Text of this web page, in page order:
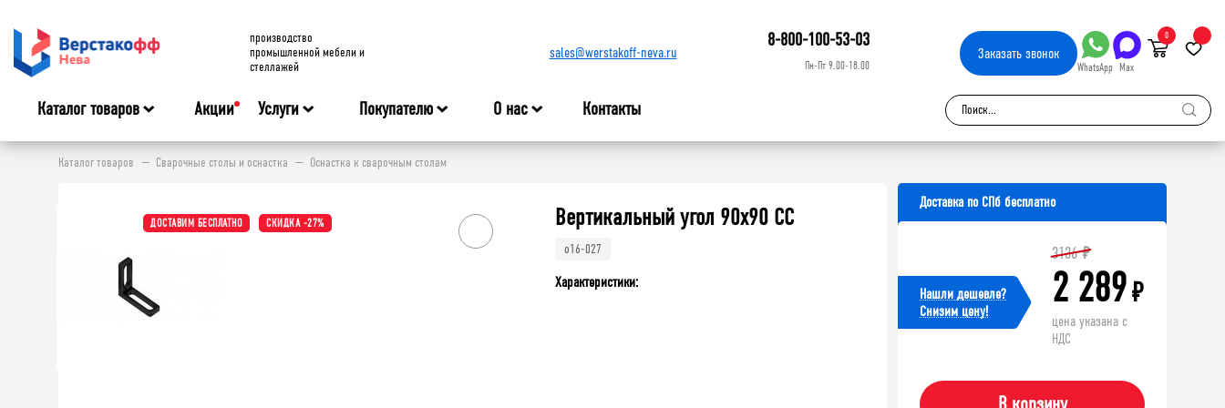
производство
промышленной мебели и
стеллажей
sales@werstakoff-neva.ru
8-800-100-53-03
Пн-Пт 9.00-18.00
Заказатьзвонок
WhatsApp Max
0
Каталог товаров Акции Услуги Покупателю О нас Контакты
Каталог товаров Сварочные столы и оснастка Оснастка к сварочным столам
ДОСТАВИМ БЕСПЛАТНО СКИДКА -27% Вертикальный угол 90х90 СС
o16-027
Характеристики:
Доставка по СПб бесплатно
Нашли дешевле?
Cнизим цену!
3136 ₽
2 289₽
цена указана с
НДС